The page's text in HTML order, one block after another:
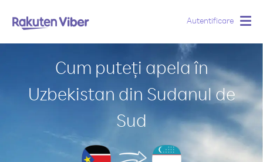
Autentificare
Cum puteți apela în
Uzbekistan din Sudanul de
Sud